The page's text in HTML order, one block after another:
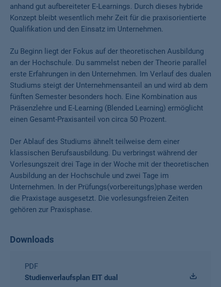
anhand gut aufbereiteter E-Learnings. Durch dieses hybride
Konzept bleibt wesentlich mehr Zeit für die praxisorientierte
Qualifikation und den Einsatz im Unternehmen.
Zu Beginn liegt der Fokus auf der theoretischen Ausbildung
an der Hochschule. Du sammelst neben der Theorie parallel
erste Erfahrungen in den Unternehmen. Im Verlauf des dualen
Studiums steigt der Unternehmensanteil an und wird ab dem
fünften Semester besonders hoch. Eine Kombination aus
Präsenzlehre und E-Learning (Blended Learning) ermöglicht
einen Gesamt-Praxisanteil von circa 50 Prozent.
Der Ablauf des Studiums ähnelt teilweise dem einer
klassischen Berufsausbildung. Du verbringst während der
Vorlesungszeit drei Tage in der Woche mit der theoretischen
Ausbildung an der Hochschule und zwei Tage im
Unternehmen. In der Prüfungs(vorbereitungs)phase werden
die Praxistage ausgesetzt. Die vorlesungsfreien Zeiten
gehören zur Praxisphase.
Downloads
PDF
Studienverlaufsplan EIT dual